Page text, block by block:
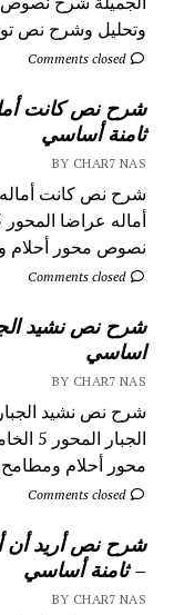
وتحليل وشرح نص
Comments closed
شرح نص كانت
ثامنة أساسي
BY CHAR7 NAS
شرح نص كانت أماله
نصوص محور أحلام
Comments closed
شرح نص نشيد
اساسي
BY CHAR7 NAS
شرح نص نشيد
محور أحلام ومطامح 8 اساسي - ...
Comments closed
شرح نص أريد أن
– ثامنة أساسي
BY CHAR7 NAS